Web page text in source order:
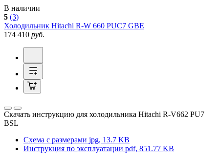
В наличии
5 (3)
Холодильник Hitachi R-W 660 PUC7 GBE
174 410 руб.
Скачать инструкцию для холодильника Hitachi R-V662 PU7
BSL
Схема с размерами jpg, 13.7 KB
Инструкция по эксплуатации pdf, 851.77 KB